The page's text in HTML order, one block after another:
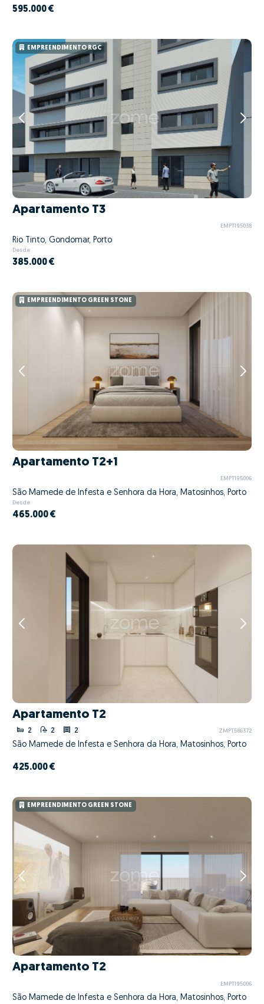
595.000 €
EMPREENDIMENTO RGC
Apartamento T3
EMPT195038
Rio Tinto, Gondomar, Porto
Desde
385.000 €
EMPREENDIMENTO GREEN STONE
Apartamento T2+1
EMPT195006
São Mamede de Infesta e Senhora da Hora, Matosinhos, Porto
Desde
465.000 €
Apartamento T2
2 2 2 ZMPT586372
São Mamede de Infesta e Senhora da Hora, Matosinhos, Porto
425.000 €
EMPREENDIMENTO GREEN STONE
Apartamento T2
EMPT195006
São Mamede de Infesta e Senhora da Hora, Matosinhos, Porto